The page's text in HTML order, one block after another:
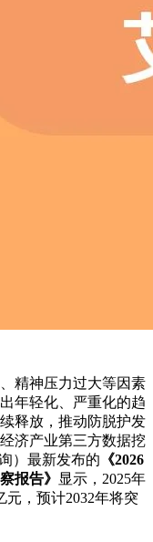
精神压力过大等因素
年轻化、严重化的趋
释放，推动防脱护发
济产业第三方数据挖
）最新发布的 《2026
报告》 显示，2025年
，预计2032年将突